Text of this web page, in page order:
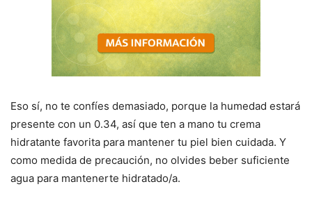
Eso sí, no te confíes demasiado, porque la humedad estará
presente con un 0.34, así que ten a mano tu crema
hidratante favorita para mantener tu piel bien cuidada. Y
como medida de precaución, no olvides beber suficiente
agua para mantenerte hidratado/a.